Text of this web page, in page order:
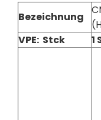
Bezeichnung
VPE: Stck
1